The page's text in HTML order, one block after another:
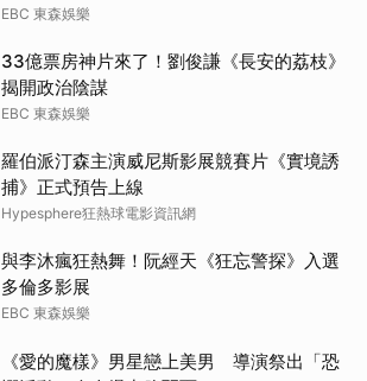
EBC 東森娛樂
33億票房神片來了！劉俊謙《長安的荔枝》
揭開政治陰謀
EBC 東森娛樂
羅伯派汀森主演威尼斯影展競賽片《實境誘
捕》正式預告上線
Hypesphere狂熱球電影資訊網
與李沐瘋狂熱舞！阮經天《狂忘警探》入選
多倫多影展
EBC 東森娛樂
《愛的魔樣》男星戀上美男 導演祭出「恐